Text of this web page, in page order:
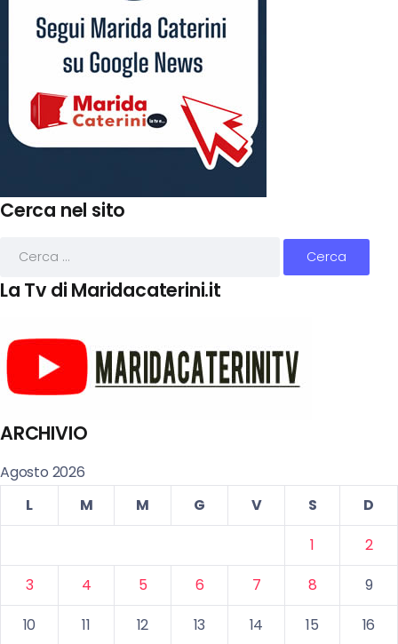
Cerca nel sito
La Tv di Maridacaterini.it
ARCHIVIO
Agosto 2026
L
M M G V S
D
1
2
3
4 5 6 7 8
9
10
11 12 13 14 15
16